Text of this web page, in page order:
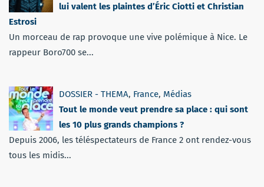
lui valent les plaintes d’Éric Ciotti et Christian
Estrosi
Un morceau de rap provoque une vive polémique à Nice. Le
rappeur Boro700 se...
DOSSIER - THEMA, France, Médias
Tout le monde veut prendre sa place : qui sont
les 10 plus grands champions ?
Depuis 2006, les téléspectateurs de France 2 ont rendez-vous
tous les midis...